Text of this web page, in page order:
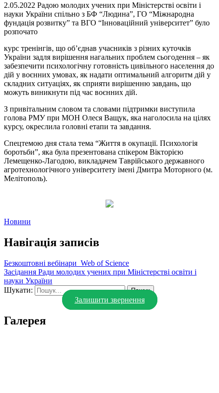
2.05.2022 Радою молодих учених при Міністерстві освіти і
науки України спільно з БФ “Людина”, ГО “Міжнародна
фундація розвитку” та ВГО “Інноваційний університет” було
розпочато
курс тренінгів, що об’єднав учасників з різних куточків
України задля вирішення нагальних проблем сьогодення – як
забезпечити психологічну готовність цивільного населення до
дій у воєнних умовах, як надати оптимальний алгоритм дій у
складних ситуаціях, як сприяти вирішенню завдань, що
можуть виникнути під час воєнних дій.
З привітальним словом та словами підтримки виступила
голова РМУ при МОН Олеся Ващук, яка наголосила на цілях
курсу, окреслила головні етапи та завдання.
Спецтемою дня стала тема “Життя в окупації. Психологія
боротьби”, яка була презентована спікером Вікторією
Лемещенко-Лагодою, викладачем Таврійського державного
агротехнологічного університету імені Дмитра Моторного (м.
Мелітополь).
Новини
Навігація записів
Безкоштовні вебінари_Web of Science
Засідання Ради молодих учених при Міністерстві освіти і
науки України
Шукати:
Залишити звернення
Галерея